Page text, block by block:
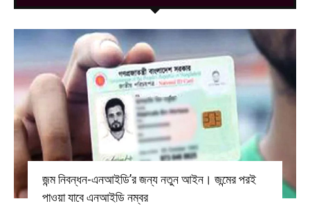
জন্ম নিবন্ধন-এনআইডি’র জন্য নতুন আইন। জন্মের পরই
পাওয়া যাবে এনআইডি নম্বর